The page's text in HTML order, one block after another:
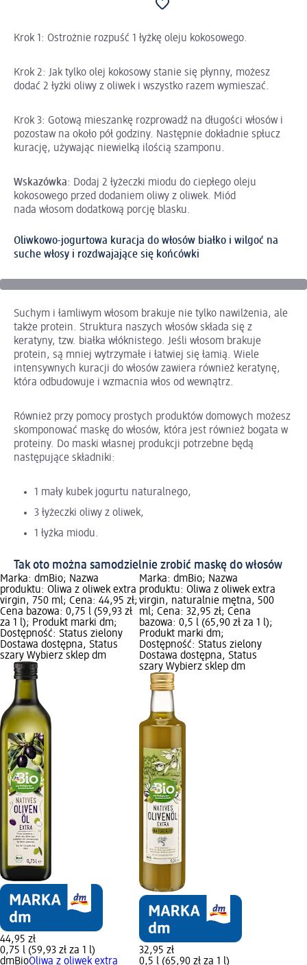
Krok 1: Ostrożnie rozpuść 1 łyżkę oleju kokosowego.
Krok 2: Jak tylko olej kokosowy stanie się płynny, możesz
dodać 2 łyżki oliwy z oliwek i wszystko razem wymieszać.
Krok 3: Gotową mieszankę rozprowadź na długości włosów i
pozostaw na około pół godziny. Następnie dokładnie spłucz
kurację, używając niewielką ilością szamponu.
Wskazówka: Dodaj 2 łyżeczki miodu do ciepłego oleju
kokosowego przed dodaniem oliwy z oliwek. Miód
nada włosom dodatkową porcję blasku.
Oliwkowo-jogurtowa kuracja do włosów białko i wilgoć na
suche włosy i rozdwajające się końcówki
Suchym i łamliwym włosom brakuje nie tylko nawilżenia, ale
także protein. Struktura naszych włosów składa się z
keratyny, tzw. białka włóknistego. Jeśli włosom brakuje
protein, są mniej wytrzymałe i łatwiej się łamią. Wiele
intensywnych kuracji do włosów zawiera również keratynę,
która odbudowuje i wzmacnia włos od wewnątrz.
Również przy pomocy prostych produktów domowych możesz
skomponować maskę do włosów, która jest również bogata w
proteiny. Do maski własnej produkcji potrzebne będą
następujące składniki:
1 mały kubek jogurtu naturalnego,
3 łyżeczki oliwy z oliwek,
1 łyżka miodu.
Tak oto można samodzielnie zrobić maskę do włosów
Marka: dmBio; Nazwa
produktu: Oliwa z oliwek extra
virgin, 750 ml; Cena: 44,95 zł;
Cena bazowa: 0,75 l (59,93 zł
za 1 l); Produkt marki dm;
Dostępność: Status zielony
Dostawa dostępna, Status
szary Wybierz sklep dm
44,95 zł
0,75 l (59,93 zł za 1 l)
dmBioOliwa z oliwek extra
Marka: dmBio; Nazwa
produktu: Oliwa z oliwek extra
virgin, naturalnie mętna, 500
ml; Cena: 32,95 zł; Cena
bazowa: 0,5 l (65,90 zł za 1 l);
Produkt marki dm;
Dostępność: Status zielony
Dostawa dostępna, Status
szary Wybierz sklep dm
32,95 zł
0,5 l (65,90 zł za 1 l)